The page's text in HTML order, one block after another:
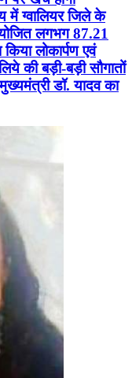
में ग्वालियर जिले के
लगभग 87.21
लोकार्पण एवं
की बड़ी-बड़ी सौगातों
डॉ. यादव का